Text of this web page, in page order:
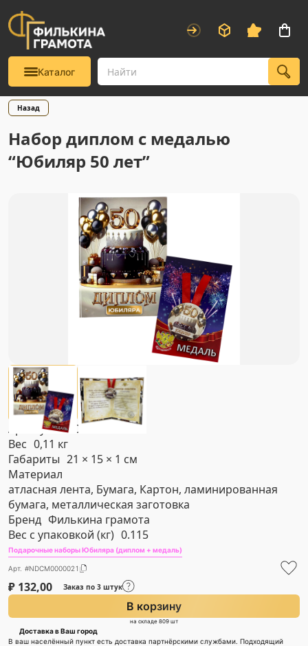
Каталог
Назад
Набор диплом с медалью
“Юбиляр 50 лет”
Артикул #NDCM0000021
Вес 0,11 кг
Габариты 21 × 15 × 1 см
Материал
атласная лента, Бумага, Картон, ламинированная
бумага, металлическая заготовка
Бренд Филькина грамота
Вес с упаковкой (кг) 0.115
Подарочные наборы Юбиляра (диплом + медаль)
Арт. #NDCM0000021
₽ 132,00 Заказ по 3 штук
В корзину
на складе 809 шт
Доставка в Ваш город
В ваш населённый пункт есть доставка партнёрскими службами. Подходящий